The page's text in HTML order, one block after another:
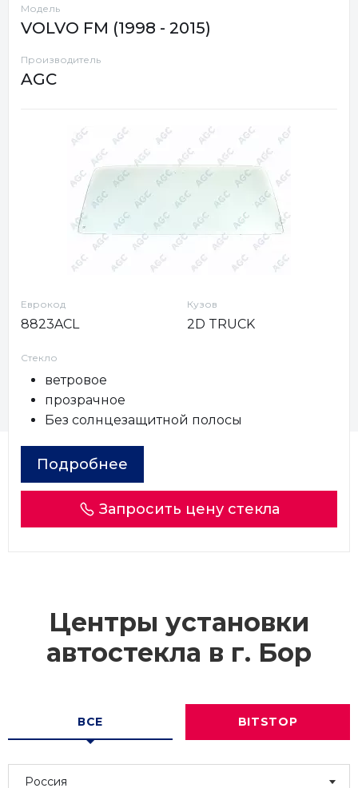
Модель
VOLVO FM (1998 - 2015)
Производитель
AGC
Еврокод
8823ACL
Кузов
2D TRUCK
Стекло
ветровое
прозрачное
Без солнцезащитной полосы
Подробнее
Запросить цену стекла
Центры установки
автостекла в г. Бор
ВСЕ BITSTOP
Россия